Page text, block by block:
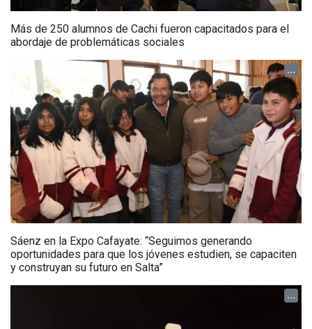
Más de 250 alumnos de Cachi fueron capacitados para el
abordaje de problemáticas sociales
...
Sáenz en la Expo Cafayate: “Seguimos generando
oportunidades para que los jóvenes estudien, se capaciten
y construyan su futuro en Salta”
...